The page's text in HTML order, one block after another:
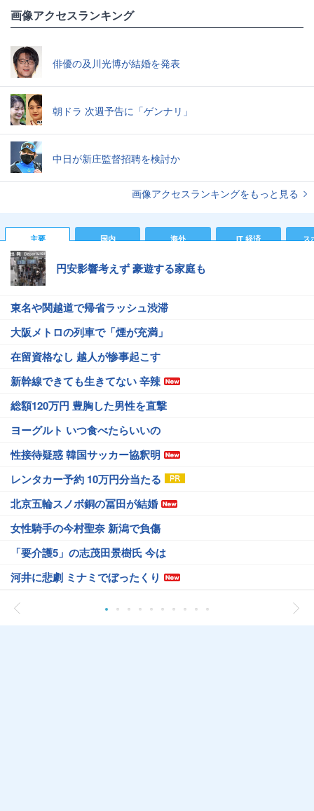
画像アクセスランキング
俳優の及川光博が結婚を発表
朝ドラ 次週予告に「ゲンナリ」
中日が新庄監督招聘を検討か
画像アクセスランキングをもっと見る
主要 国内 海外 IT 経済 ス
円安影響考えず 豪遊する家庭も
東名や関越道で帰省ラッシュ渋滞
大阪メトロの列車で「煙が充満」
在留資格なし 越人が惨事起こす
新幹線できても生きてない 辛辣
総額120万円 豊胸した男性を直撃
ヨーグルト いつ食べたらいいの
性接待疑惑 韓国サッカー協釈明
レンタカー予約 10万円分当たる
北京五輪スノボ銅の冨田が結婚
女性騎手の今村聖奈 新潟で負傷
「要介護5」の志茂田景樹氏 今は
河井に悲劇 ミナミでぼったくり